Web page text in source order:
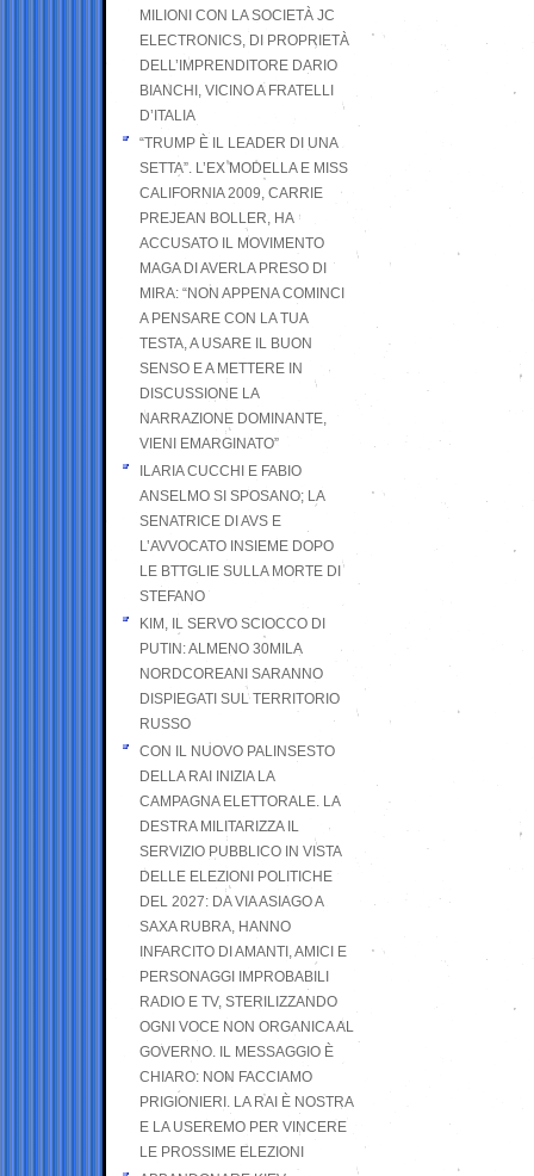
MILIONI CON LA SOCIETÀ JC
ELECTRONICS, DI PROPRIETÀ
DELL’IMPRENDITORE DARIO
BIANCHI, VICINO A FRATELLI
D’ITALIA
“TRUMP È IL LEADER DI UNA
SETTA”. L’EX MODELLA E MISS
CALIFORNIA 2009, CARRIE
PREJEAN BOLLER, HA
ACCUSATO IL MOVIMENTO
MAGA DI AVERLA PRESO DI
MIRA: “NON APPENA COMINCI
A PENSARE CON LA TUA
TESTA, A USARE IL BUON
SENSO E A METTERE IN
DISCUSSIONE LA
NARRAZIONE DOMINANTE,
VIENI EMARGINATO”
ILARIA CUCCHI E FABIO
ANSELMO SI SPOSANO; LA
SENATRICE DI AVS E
L’AVVOCATO INSIEME DOPO
LE BTTGLIE SULLA MORTE DI
STEFANO
KIM, IL SERVO SCIOCCO DI
PUTIN: ALMENO 30MILA
NORDCOREANI SARANNO
DISPIEGATI SUL TERRITORIO
RUSSO
CON IL NUOVO PALINSESTO
DELLA RAI INIZIA LA
CAMPAGNA ELETTORALE. LA
DESTRA MILITARIZZA IL
SERVIZIO PUBBLICO IN VISTA
DELLE ELEZIONI POLITICHE
DEL 2027: DA VIA ASIAGO A
SAXA RUBRA, HANNO
INFARCITO DI AMANTI, AMICI E
PERSONAGGI IMPROBABILI
RADIO E TV, STERILIZZANDO
OGNI VOCE NON ORGANICA AL
GOVERNO. IL MESSAGGIO È
CHIARO: NON FACCIAMO
PRIGIONIERI. LA RAI È NOSTRA
E LA USEREMO PER VINCERE
LE PROSSIME ELEZIONI